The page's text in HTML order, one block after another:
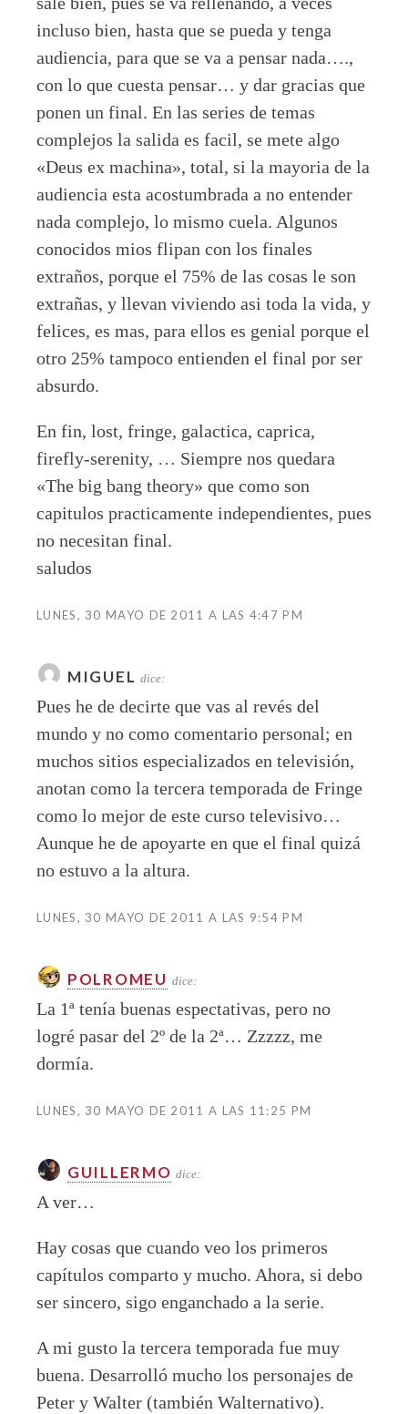
incluso bien, hasta que se pueda y tenga
audiencia, para que se va a pensar nada….,
con lo que cuesta pensar… y dar gracias que
ponen un final. En las series de temas
complejos la salida es facil, se mete algo
«Deus ex machina», total, si la mayoria de la
audiencia esta acostumbrada a no entender
nada complejo, lo mismo cuela. Algunos
conocidos mios flipan con los finales
extraños, porque el 75% de las cosas le son
extrañas, y llevan viviendo asi toda la vida, y
felices, es mas, para ellos es genial porque el
otro 25% tampoco entienden el final por ser
absurdo.
En fin, lost, fringe, galactica, caprica,
firefly-serenity, … Siempre nos quedara
«The big bang theory» que como son
capitulos practicamente independientes, pues
no necesitan final.
saludos
LUNES, 30 MAYO DE 2011 A LAS 4:47 PM
MIGUEL dice:
Pues he de decirte que vas al revés del
mundo y no como comentario personal; en
muchos sitios especializados en televisión,
anotan como la tercera temporada de Fringe
como lo mejor de este curso televisivo…
Aunque he de apoyarte en que el final quizá
no estuvo a la altura.
LUNES, 30 MAYO DE 2011 A LAS 9:54 PM
POLROMEU dice:
La 1ª tenía buenas espectativas, pero no
logré pasar del 2º de la 2ª… Zzzzz, me
dormía.
LUNES, 30 MAYO DE 2011 A LAS 11:25 PM
GUILLERMO dice:
A ver…
Hay cosas que cuando veo los primeros
capítulos comparto y mucho. Ahora, si debo
ser sincero, sigo enganchado a la serie.
A mi gusto la tercera temporada fue muy
buena. Desarrolló mucho los personajes de
Peter y Walter (también Walternativo).